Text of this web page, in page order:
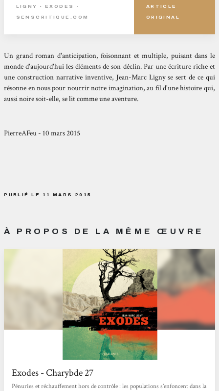
LIGNY - EXODES -
SENSCRITIQUE.COM
ARTICLE
ORIGINAL
Un grand roman d'anticipation, foisonnant et multiple, puisant dans le
monde d'aujourd'hui les éléments de son déclin. Par une écriture riche et
une construction narrative inventive, Jean-Marc Ligny se sert de ce qui
résonne en nous pour nourrir notre imagination, au fil d'une histoire qui,
aussi noire soit-elle, se lit comme une aventure.
PierreAFeu - 10 mars 2015
PUBLIÉ LE 11 MARS 2015
À PROPOS DE LA MÊME ŒUVRE
Exodes - Charybde 27
Pénuries et réchauffement hors de contrôle : les populations s’enfoncent dans la